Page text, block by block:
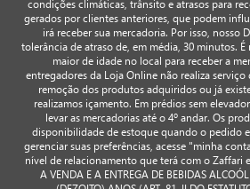
condições climáticas, trânsito e atrasos para
gerados por clientes anteriores, que podem
irá receber sua mercadoria. Por isso, nosso
tolerância de atraso de, em média, 30 minutos.
maior de idade no local para receber a
entregadores da Loja Online não realiza
remoção dos produtos adquiridos ou já
realizamos içamento. Em prédios sem
levar as mercadorias até o 4º andar. Os
disponibilidade de estoque quando o pedido
gerenciar suas preferências, acesse "minha
nível de relacionamento que terá com o Zaffari
A VENDA E A ENTREGA DE BEBIDAS